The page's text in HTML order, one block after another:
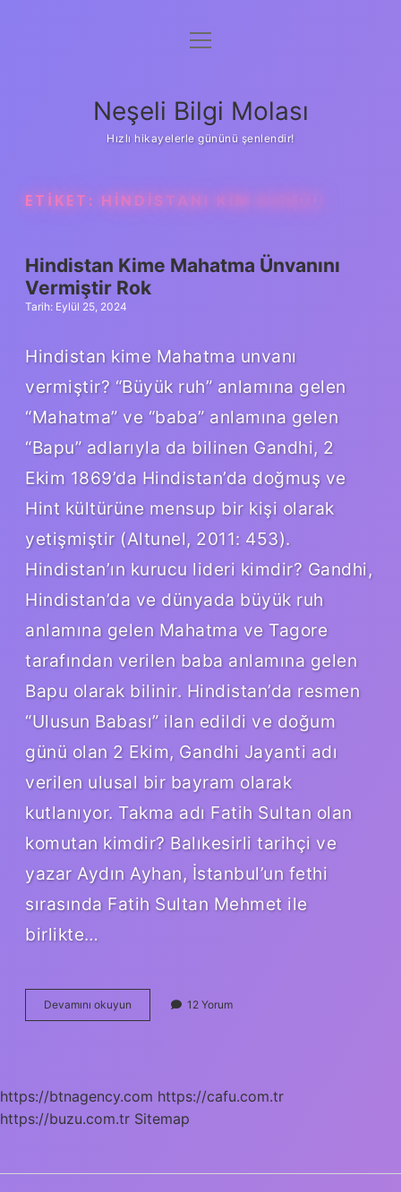
Anasayfa
Yasal Uyarı
menüyü
Neşeli Bilgi Molası
Hızlı hikayelerle gününü şenlendir!
ETIKET: HINDISTANI KIM KURDU
Hindistan Kime Mahatma Ünvanını
Vermiştir Rok
Tarih: Eylül 25, 2024
Hindistan kime Mahatma unvanı
vermiştir? “Büyük ruh” anlamına gelen
“Mahatma” ve “baba” anlamına gelen
“Bapu” adlarıyla da bilinen Gandhi, 2
Ekim 1869’da Hindistan’da doğmuş ve
Hint kültürüne mensup bir kişi olarak
yetişmiştir (Altunel, 2011: 453).
Hindistan’ın kurucu lideri kimdir? Gandhi,
Hindistan’da ve dünyada büyük ruh
anlamına gelen Mahatma ve Tagore
tarafından verilen baba anlamına gelen
Bapu olarak bilinir. Hindistan’da resmen
“Ulusun Babası” ilan edildi ve doğum
günü olan 2 Ekim, Gandhi Jayanti adı
verilen ulusal bir bayram olarak
kutlanıyor. Takma adı Fatih Sultan olan
komutan kimdir? Balıkesirli tarihçi ve
yazar Aydın Ayhan, İstanbul’un fethi
sırasında Fatih Sultan Mehmet ile
birlikte…
Devamını okuyun Hindistan
Kime
12 Yorum
https://btnagency.com https://cafu.com.tr
https://buzu.com.tr Sitemap